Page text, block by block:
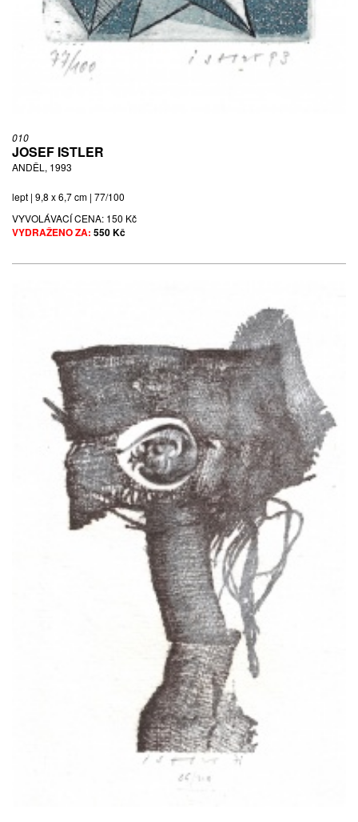
010
JOSEF ISTLER
ANDĚL, 1993
lept | 9,8 x 6,7 cm | 77/100
VYVOLÁVACÍ CENA: 150 Kč
VYDRAŽENO ZA: 550 Kč